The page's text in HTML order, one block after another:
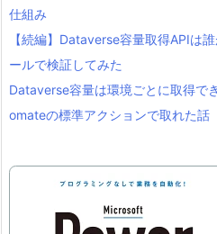
仕組み
【続編】Dataverse容量取得APIは
ールで検証してみた
Dataverse容量は環境ごとに取得で
omateの標準アクションで取れた話